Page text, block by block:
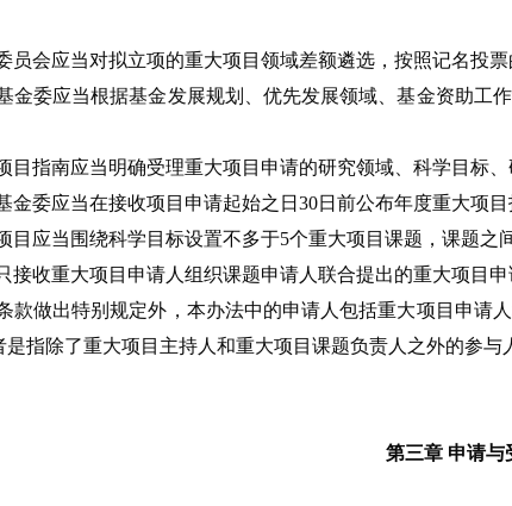
员会应当对拟立项的重大项目领域差额遴选，按照记名投
金委应当根据基金发展规划、优先发展领域、基金资助工
目指南应当明确受理重大项目申请的研究领域、科学目标
金委应当在接收项目申请起始之日30日前公布年度重大项目
目应当围绕科学目标设置不多于5个重大项目课题，课题之
接收重大项目申请人组织课题申请人联合提出的重大项目
款做出特别规定外，本办法中的申请人包括重大项目申请
指除了重大项目主持人和重大项目课题负责人之外的参与
第三章 申请与